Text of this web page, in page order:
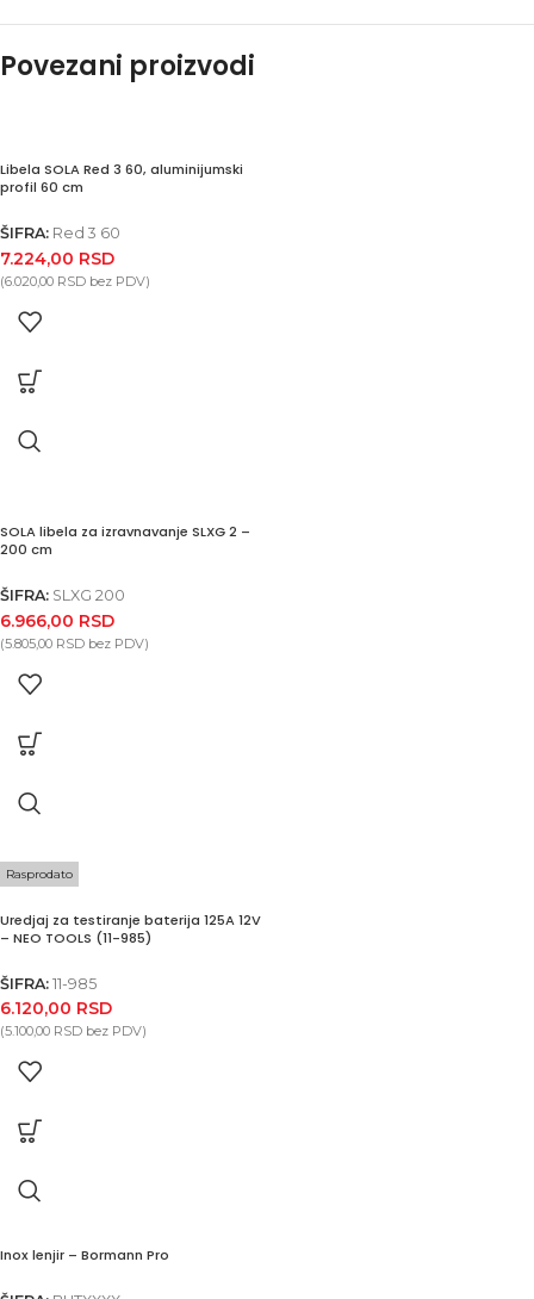
Povezani proizvodi
Libela SOLA Red 3 60, aluminijumski
profil 60 cm
ŠIFRA: Red 3 60
7.224,00 RSD
(6.020,00 RSD bez PDV)
SOLA libela za izravnavanje SLXG 2 –
200 cm
ŠIFRA: SLXG 200
6.966,00 RSD
(5.805,00 RSD bez PDV)
Rasprodato
Uredjaj za testiranje baterija 125A 12V
– NEO TOOLS (11-985)
ŠIFRA: 11-985
6.120,00 RSD
(5.100,00 RSD bez PDV)
Inox lenjir – Bormann Pro